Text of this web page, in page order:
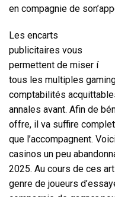
en compagnie de
Les encarts
publicitaires vous
permettent de miser í
tous les multiples
comptabilités
annales avant. Afin de
offre, il va suffire
que l’accompagnent.
casinos un peu
2025. Au cours de ces
genre de joueurs